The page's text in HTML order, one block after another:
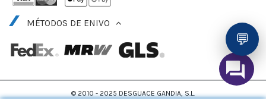
MÉTODOS DE ENIVO
💬
© 2010 - 2025 DESGUACE GANDIA, S.L.